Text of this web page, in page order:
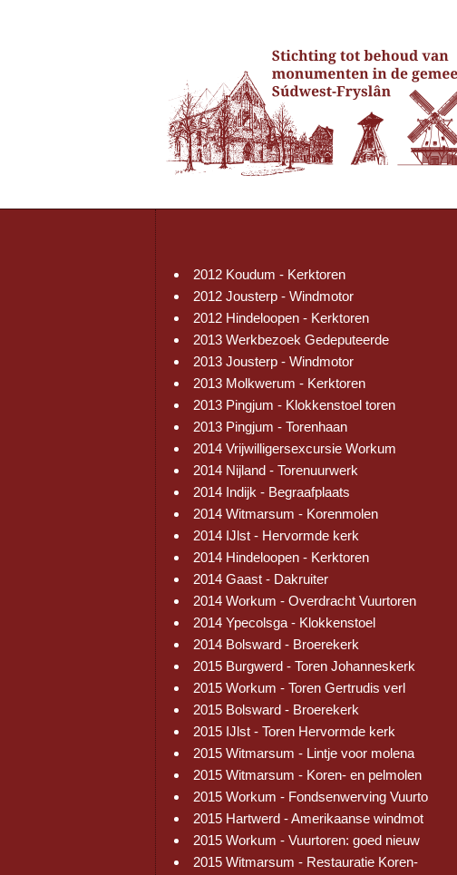
2012 Koudum - Kerktoren
2012 Jousterp - Windmotor
2012 Hindeloopen - Kerktoren
2013 Werkbezoek Gedeputeerde
2013 Jousterp - Windmotor
2013 Molkwerum - Kerktoren
2013 Pingjum - Klokkenstoel toren
2013 Pingjum - Torenhaan
2014 Vrijwilligersexcursie Workum
2014 Nijland - Torenuurwerk
2014 Indijk - Begraafplaats
2014 Witmarsum - Korenmolen
2014 IJlst - Hervormde kerk
2014 Hindeloopen - Kerktoren
2014 Gaast - Dakruiter
2014 Workum - Overdracht Vuurtoren
2014 Ypecolsga - Klokkenstoel
2014 Bolsward - Broerekerk
2015 Burgwerd - Toren Johanneskerk
2015 Workum - Toren Gertrudis verl
2015 Bolsward - Broerekerk
2015 IJlst - Toren Hervormde kerk
2015 Witmarsum - Lintje voor molena
2015 Witmarsum - Koren- en pelmolen
2015 Workum - Fondsenwerving Vuurto
2015 Hartwerd - Amerikaanse windmot
2015 Workum - Vuurtoren: goed nieuw
2015 Witmarsum - Restauratie Koren-